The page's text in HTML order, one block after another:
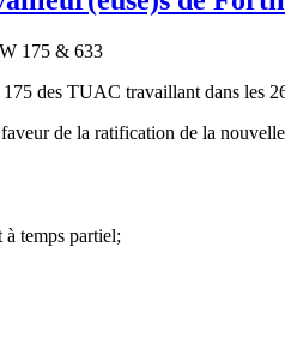
des TUAC travaillant dans les
de la ratification de la
à temps partiel;